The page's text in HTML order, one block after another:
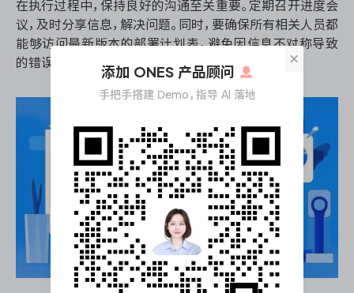
在执行过程中，保持良好的沟通至关重要。定期召开进度会
议，及时分享信息，解决问题。同时，要确保所有相关人员都
能够访问最新版本的部署计划表，避免因信息不对称导致
的错误。
×
添加 ONES 产品顾问
手把手搭建 Demo，指导 AI 落地